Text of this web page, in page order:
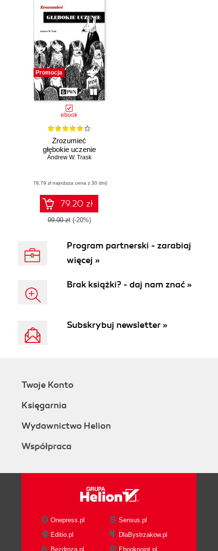
Promocja
ebook
Zrozumieć
głębokie uczenie
Andrew W. Trask
(78,79 zł najniższa cena z 30 dni)
79.20 zł
99.00 zł (-20%)
Program partnerski - zarabiaj
więcej »
Brak książki? - daj nam znać »
Subskrybuj newsletter »
Twoje Konto
Księgarnia
Wydawnictwo Helion
Współpraca
Onepress.pl
Sensus.pl
Editio.pl
DlaBystrzakow.pl
Bezdroza.pl
Ebookpoint.pl